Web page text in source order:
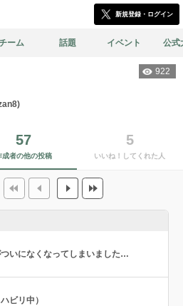
新規登録・ログイン
ーム 話題 イベント 公式
922
57
成者の他の投稿
5
いいね！してくれた人
いになくなってしまいました…
ビリ中）